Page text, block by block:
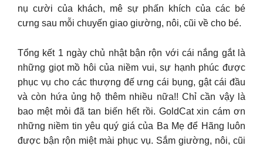
nụ cười của khách, mê sự phấn khích của các bé
cưng sau mỗi chuyến giao giường, nôi, cũi về cho bé.
Tổng kết 1 ngày chủ nhật bận rộn với cái nắng gắt là
những giọt mồ hôi của niềm vui, sự hạnh phúc được
phục vụ cho các thượng đế ưng cái bụng, gật cái đầu
và còn hứa ủng hộ thêm nhiều nữa!! Chỉ cần vậy là
bao mệt mỏi đã tan biến hết rồi. GoldCat xin cám ơn
những niềm tin yêu quý giá của Ba Mẹ để Hãng luôn
được bận rộn miệt mài phục vụ. Sắm giường, nôi, cũi